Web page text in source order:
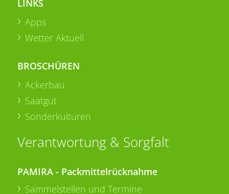
LINKS
Apps
Wetter Aktuell
BROSCHÜREN
Ackerbau
Saatgut
Sonderkulturen
Verantwortung & Sorgfalt
PAMIRA - Packmittelrücknahme
Sammelstellen und Termine